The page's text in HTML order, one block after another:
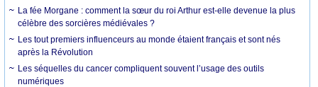
La fée Morgane : comment la sœur du roi Arthur est-elle devenue la plus
célèbre des sorcières médiévales ?
Les tout premiers influenceurs au monde étaient français et sont nés
après la Révolution
Les séquelles du cancer compliquent souvent l’usage des outils
numériques